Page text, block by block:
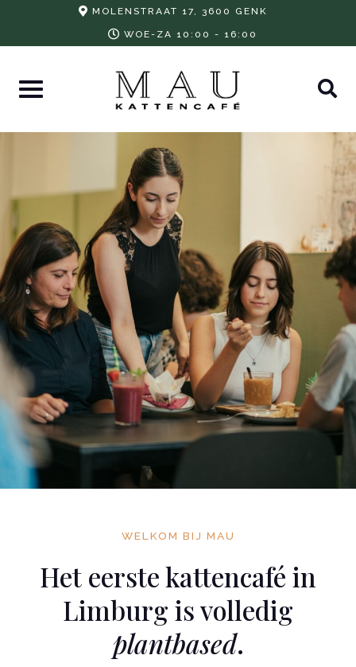
MOLENSTRAAT 17, 3600 GENK
WOE-ZA 10:00 - 16:00
WELKOM BIJ MAU
Het eerste kattencafé in
Limburg is volledig
plantbased.